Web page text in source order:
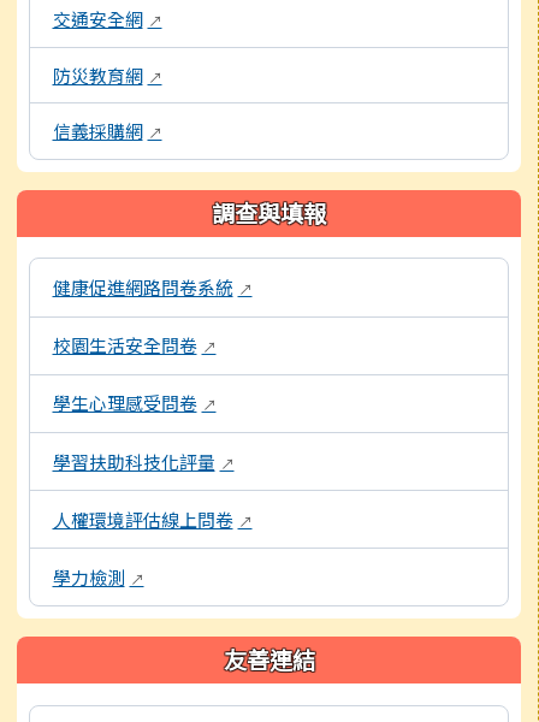
交通安全網 ↗
防災教育網 ↗
信義採購網 ↗
調查與填報
本區域包含各項線上問卷與評量系統連結，點擊後皆會另開視窗
健康促進網路問卷系統 ↗
校園生活安全問卷 ↗
學生心理感受問卷 ↗
學習扶助科技化評量 ↗
人權環境評估線上問卷 ↗
學力檢測 ↗
友善連結
本區域包含外部學習資源連結，點擊後皆會另開視窗。